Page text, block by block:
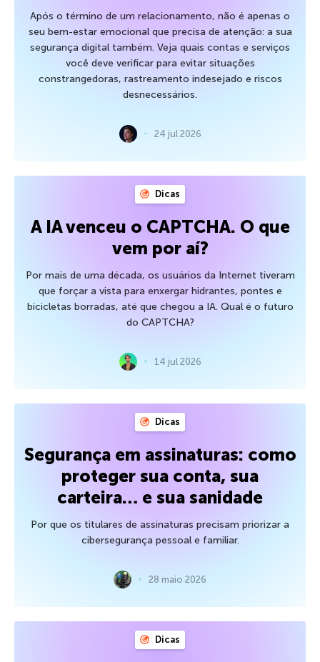
Após o término de um relacionamento, não é apenas o
seu bem-estar emocional que precisa de atenção: a sua
segurança digital também. Veja quais contas e serviços
você deve verificar para evitar situações
constrangedoras, rastreamento indesejado e riscos
desnecessários.
24 jul 2026
Dicas
A IA venceu o CAPTCHA. O que
vem por aí?
Por mais de uma década, os usuários da Internet tiveram
que forçar a vista para enxergar hidrantes, pontes e
bicicletas borradas, até que chegou a IA. Qual é o futuro
do CAPTCHA?
14 jul 2026
Dicas
Segurança em assinaturas: como
proteger sua conta, sua
carteira… e sua sanidade
Por que os titulares de assinaturas precisam priorizar a
cibersegurança pessoal e familiar.
28 maio 2026
Dicas